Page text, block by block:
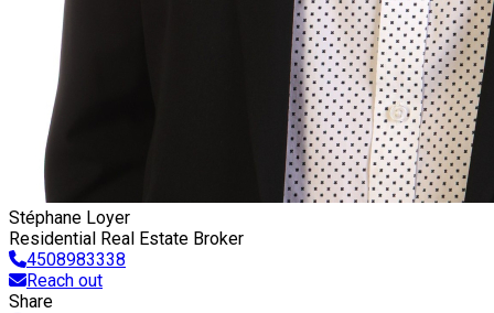
Stéphane Loyer
Residential Real Estate Broker
4508983338
Reach out
Share